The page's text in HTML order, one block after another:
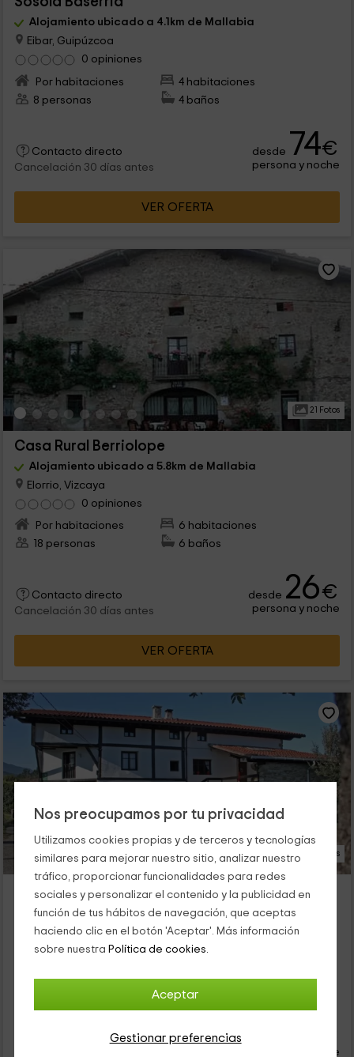
Nos preocupamos por tu privacidad
Utilizamos cookies propias y de terceros y tecnologías
similares para mejorar nuestro sitio, analizar nuestro
tráfico, proporcionar funcionalidades para redes
sociales y personalizar el contenido y la publicidad en
función de tus hábitos de navegación, que aceptas
haciendo clic en el botón 'Aceptar'. Más información
sobre nuestra Política de cookies.
Aceptar
Gestionar preferencias
Alojamiento ubicado a 4.1km de Mallabia
Eibar, Guipúzcoa
0 opiniones
Por habitaciones
4 habitaciones
8 personas
4 baños
Contacto directo
Cancelación 30 días antes
desde 74€
persona y noche
VER OFERTA
21 Fotos
Casa Rural Berriolope
Alojamiento ubicado a 5.8km de Mallabia
Elorrio, Vizcaya
0 opiniones
Por habitaciones
6 habitaciones
18 personas
6 baños
Contacto directo
Cancelación 30 días antes
desde 26€
persona y noche
VER OFERTA
26 Fotos
Monte Baserria
Alojamiento ubicado a 6.0km de Mallabia
Bolivar, Vizcaya
0 opiniones
Reservado 2 veces
Contacto directo
persona y noche